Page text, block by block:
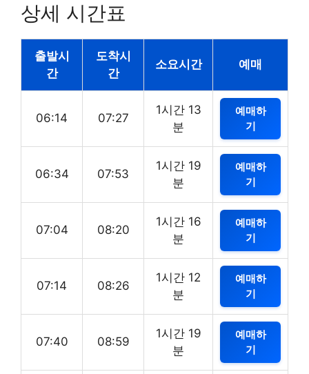
상세 시간표
출발시
간
도착시
간
소요시간 예매
06:14 07:27
1시간 13
분
예매하
기
06:34 07:53
1시간 19
분
예매하
기
07:04 08:20
1시간 16
분
예매하
기
07:14 08:26
1시간 12
분
예매하
기
07:40 08:59
1시간 19
분
예매하
기